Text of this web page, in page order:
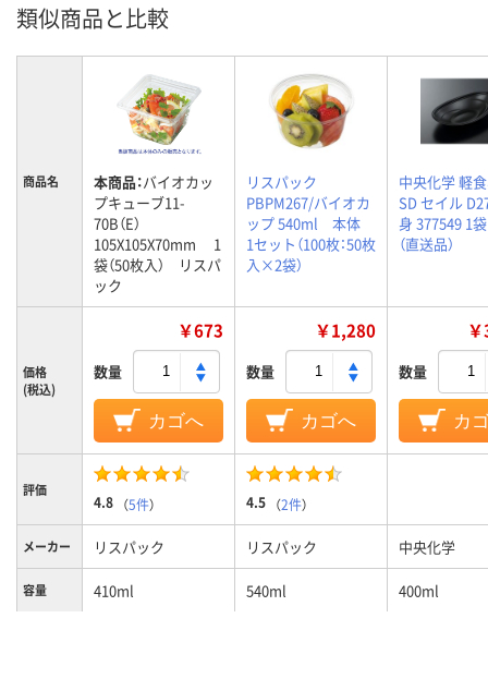
類似商品と比較
商品名 本商品：バイオカッ
プキューブ11-
70B（E）
105X105X70mm 1
袋（50枚入） リスパ
ック
リスパック
PBPM267/バイオカ
ップ 540ml 本体
1セット（100枚：50枚
入×2袋）
中央化学 軽
SD セイル
身 377549 1
（直送品）
価格
(税込)
￥673
数量
カゴへ
￥1,280
数量
カゴへ
数量
カ
評価
4.8 （5件） 4.5 （2件）
メーカー リスパック リスパック 中央化学
容量 410ml 540ml 400ml